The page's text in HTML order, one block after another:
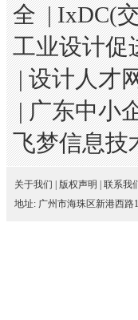
全|IxDC(
工业设计促
|设计人才
|广东中小
飞梦信息技
关于我们 版权声明 联系我
地址: 广州市海珠区新港西路